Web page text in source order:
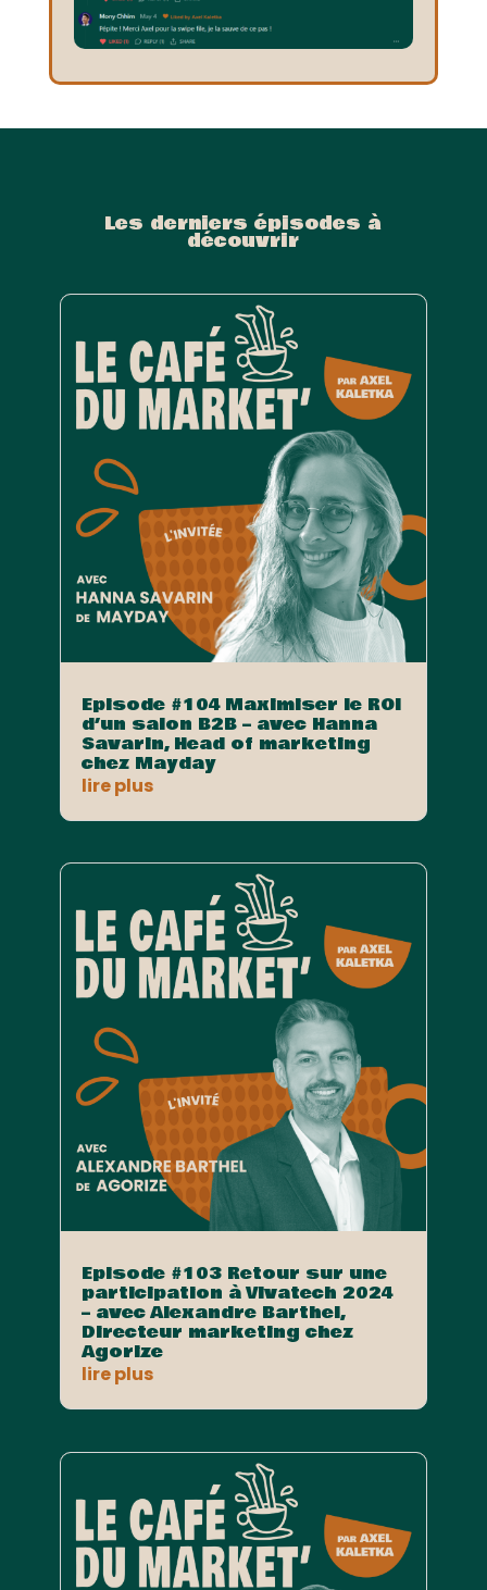
Les derniers épisodes à
découvrir
Episode #104 Maximiser le ROI
d’un salon B2B – avec Hanna
Savarin, Head of marketing
chez Mayday
lire plus
Episode #103 Retour sur une
participation à Vivatech 2024
– avec Alexandre Barthel,
Directeur marketing chez
Agorize
lire plus